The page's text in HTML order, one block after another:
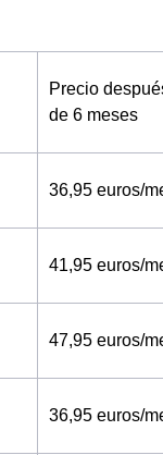
Precio
de 6 meses
36,95 euros/
41,95 euros/
47,95 euros/
36,95 euros/